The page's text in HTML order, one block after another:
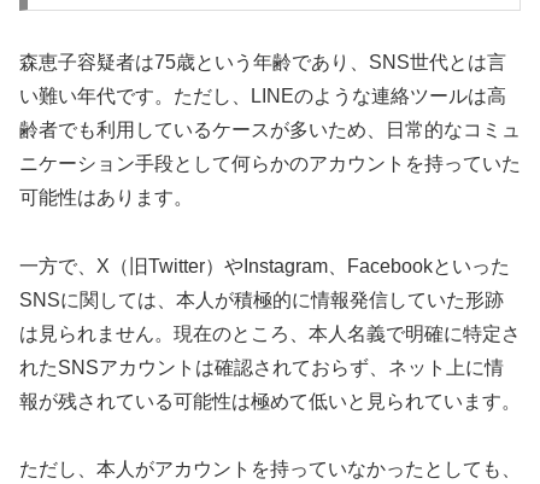
森恵子容疑者は75歳という年齢であり、SNS世代とは言
い難い年代です。ただし、LINEのような連絡ツールは高
齢者でも利用しているケースが多いため、日常的なコミュ
ニケーション手段として何らかのアカウントを持っていた
可能性はあります。
一方で、X（旧Twitter）やInstagram、Facebookといった
SNSに関しては、本人が積極的に情報発信していた形跡
は見られません。現在のところ、本人名義で明確に特定さ
れたSNSアカウントは確認されておらず、ネット上に情
報が残されている可能性は極めて低いと見られています。
ただし、本人がアカウントを持っていなかったとしても、